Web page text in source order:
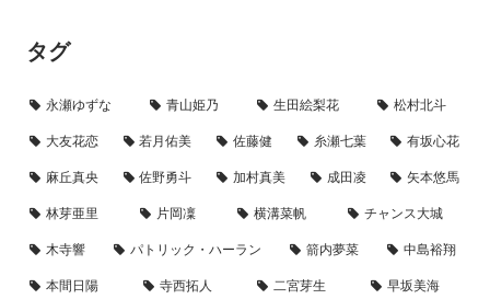
タグ
永瀬ゆずな 青山姫乃 生田絵梨花
松村北斗
大友花恋
若月佑美 佐藤健 糸瀬七葉
有坂心花
麻丘真央
佐野勇斗 加村真美 成田凌
矢本悠馬
林芽亜里
片岡凜 横溝菜帆
チャンス大城
木寺響
パトリック・ハーラン 箭内夢菜
中島裕翔
本間日陽
寺西拓人 二宮芽生
早坂美海